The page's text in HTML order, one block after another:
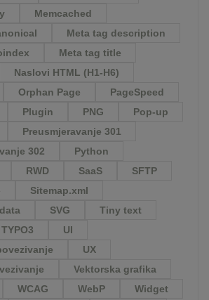
Memcached
Meta tag description
Meta tag title
Naslovi HTML (H1-H6)
Orphan Page
PageSpeed
Plugin PNG
Pop-up
Preusmjeravanje 301
302
Python
RWD SaaS
SFTP
Sitemap.xml
SVG
Tiny text
TYPO3
UI
UX
Vektorska grafika
WCAG WebP
Widget